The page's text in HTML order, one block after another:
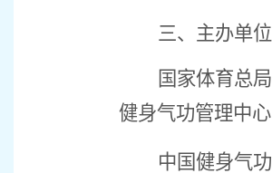
三、主办单位
国家体育总局
健身气功管理中心
中国健身气功